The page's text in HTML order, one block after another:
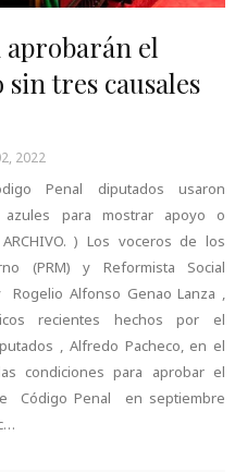
el
tres causales
2022
Penal diputados usaron
para mostrar apoyo o
) Los voceros de los
(PRM) y Reformista Social
Rogelio Alfonso Genao Lanza ,
recientes hechos por el
, Alfredo Pacheco, en el
condiciones para aprobar el
Código Penal en septiembre